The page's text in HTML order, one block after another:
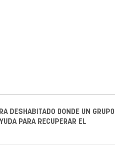
DESHABITADO DONDE UN GRUPO
PARA RECUPERAR EL